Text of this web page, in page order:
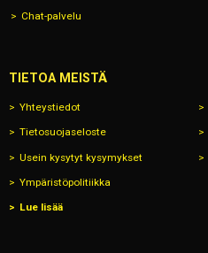
Chat-palvelu
TIETOA MEISTÄ
Yhteystiedot
Tietosuojaseloste
Usein kysytyt kysymykset
Ympäristöpolitiikka
Lue lisää